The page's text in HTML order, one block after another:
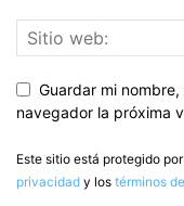
Guardar mi
navegador la próxima
Este sitio está protegido
privacidad y los términos